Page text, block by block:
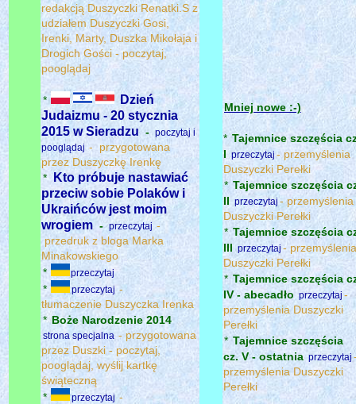
redakcją Duszyczki Renatki.S z
udziałem Duszyczki Gosi,
Irenki, Marty, Duszka Mikołaja i
Drogich Gości - poczytaj,
pooglądaj
*
Dzień
Judaizmu - 20 stycznia
2015 w Sieradzu - poczytaj i
pooglądaj - przygotowana
przez Duszyczkę Irenkę
*
Kto próbuje nastawiać
przeciw sobie Polaków i
Ukraińców jest moim
wrogiem - przeczytaj -
przedruk z bloga Marka
Minakowskiego
*
przeczytaj
* przeczytaj -
tłumaczenie Duszyczka Irenka
* Boże Narodzenie 2014
strona specjalna - przygotowana
przez Duszki - poczytaj,
pooglądaj, wyślij kartkę
świąteczną
*
przeczytaj -
Mniej nowe :-)
* Tajemnice szczęścia
I przeczytaj - przemyślenia
Duszyczki Perełki
* Tajemnice szczęścia
II przeczytaj - przemyślenia
Duszyczki Perełki
* Tajemnice szczęścia
III przeczytaj - przemyślenia
Duszyczki Perełki
* Tajemnice szczęścia
IV - abecadło przeczytaj -
przemyślenia Duszyczki
Perełki
* Tajemnice szczęścia
cz. V - ostatnia przeczytaj
przemyślenia Duszyczki
Perełki